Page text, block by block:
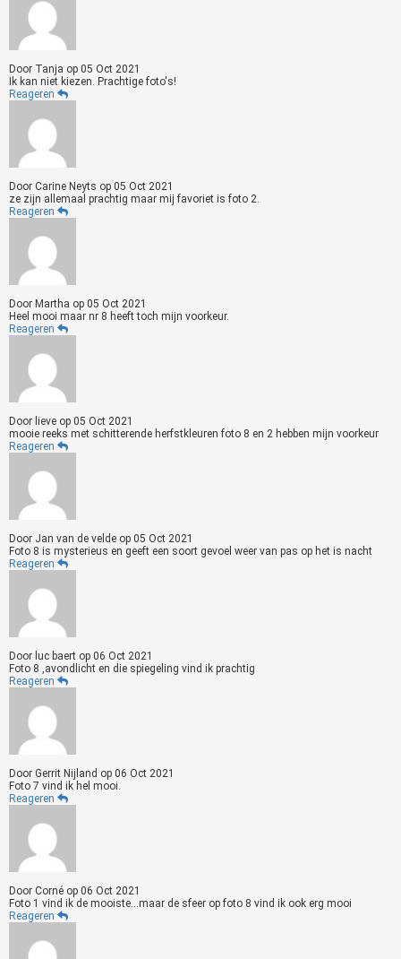
Door Tanja op 05 Oct 2021
Ik kan niet kiezen. Prachtige foto's!
Reageren
Door Carine Neyts op 05 Oct 2021
ze zijn allemaal prachtig maar mij favoriet is foto 2.
Reageren
Door Martha op 05 Oct 2021
Heel mooi maar nr 8 heeft toch mijn voorkeur.
Reageren
Door lieve op 05 Oct 2021
mooie reeks met schitterende herfstkleuren foto 8 en 2 hebben mijn voorkeur
Reageren
Door Jan van de velde op 05 Oct 2021
Foto 8 is mysterieus en geeft een soort gevoel weer van pas op het is nacht
Reageren
Door luc baert op 06 Oct 2021
Foto 8 ,avondlicht en die spiegeling vind ik prachtig
Reageren
Door Gerrit Nijland op 06 Oct 2021
Foto 7 vind ik hel mooi.
Reageren
Door Corné op 06 Oct 2021
Foto 1 vind ik de mooiste...maar de sfeer op foto 8 vind ik ook erg mooi
Reageren